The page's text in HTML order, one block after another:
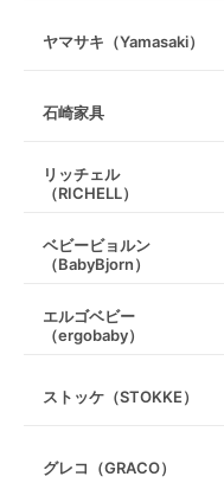
ヤマサキ（Yamasaki）
石崎家具
リッチェル
（RICHELL）
ベビービョルン
（BabyBjorn）
エルゴベビー
（ergobaby）
ストッケ（STOKKE）
グレコ（GRACO）